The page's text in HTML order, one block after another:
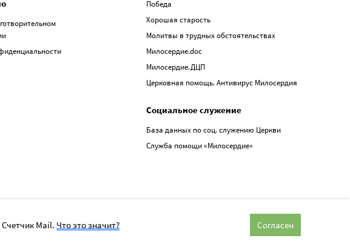
Победа
Хорошая старость
Молитвы в трудных обстоятельствах
Милосердие.doc
Милосердие.ДЦП
Церковная помощь. Антивирус Милосердия
Социальное служение
База данных по соц. служению Церкви
Служба помощи «Милосердие»
Mail.Что это значит? Согласен